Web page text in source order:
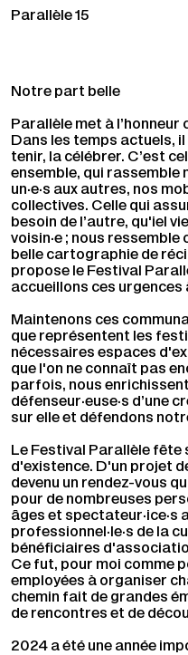
Parallèle 15
Notre part belle
Parallèle met à l’honneur
Dans les temps actuels,
tenir, la célébrer. C’est
ensemble, qui
un·e·s aux autres, nos
collectives. Celle qui
besoin de l’autre, qu'iel
voisin·e ; nous
belle cartographie de
propose le Festival
accueillons ces urgences
Maintenons ces
que représentent les
nécessaires espaces
que l'on ne connaît pas
parfois, nous
défenseur·euse·s d’une
sur elle et défendons
Le Festival Parallèle fête
d'existence. D'un projet
devenu un rendez-vous
pour de nombreuses
âges et spectateur·ice·s
professionnel·le·s de la
bénéficiaires
Ce fut, pour moi comme
employées à organiser
chemin fait de grandes
de rencontres et de
2024 a été une année